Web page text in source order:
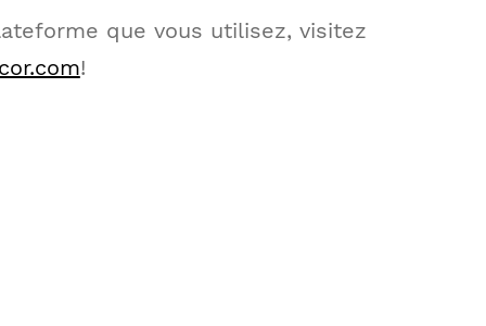
que vous utilisez, visitez
!